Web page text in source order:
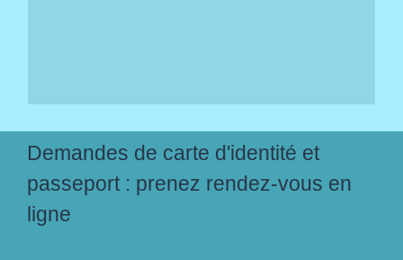
Demandes de carte d'identité et
passeport : prenez rendez-vous en
ligne